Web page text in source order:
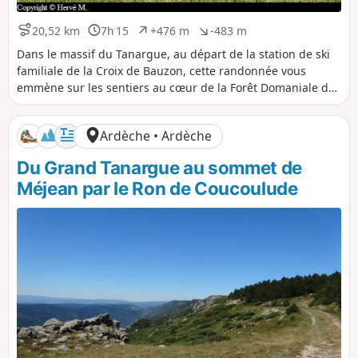
20,52 km
D
i
s
t
a
n
c
e
7h 15
D
u
r
é
e
+476 m
D
é
n
i
v
e
l
é
p
o
s
i
t
-483 m
D
é
n
i
v
e
l
é
n
é
g
a
t
Dans le massif du Tanargue, au départ de la station de ski
familiale de la Croix de Bauzon, cette randonnée vous
emmène sur les sentiers au cœur de la Forêt Domaniale des
Chambons, en passant par le village du même nom.
Ardèche • Ardèche
Du Grand Tanargue au sommet de
Méjean par le Ron de Coucoulude